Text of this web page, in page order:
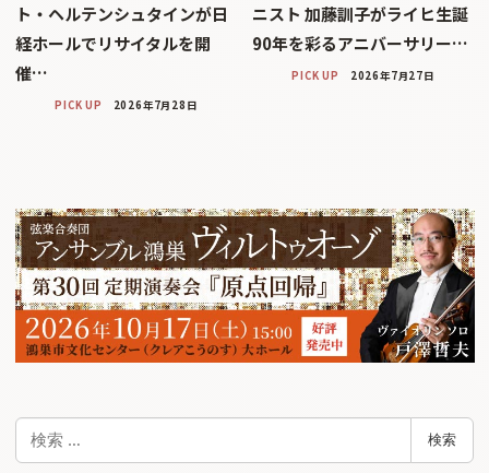
ト・ヘルテンシュタインが日
経ホールでリサイタルを開
催…
PICK UP 2026年7月28日
ニスト 加藤訓子がライヒ生誕
90年を彩るアニバーサリー…
PICK UP 2026年7月27日
検
検索